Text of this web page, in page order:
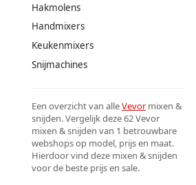
Hakmolens
Handmixers
Keukenmixers
Snijmachines
Een overzicht van alleVevor mixen &
snijden. Vergelijk deze 62 Vevor
mixen & snijden van 1 betrouwbare
webshops op model, prijs en maat.
Hierdoor vind deze mixen & snijden
voor de beste prijs en sale.